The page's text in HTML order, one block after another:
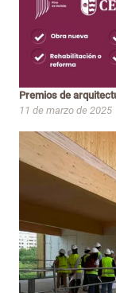
Premios de
11 de marzo de 2025